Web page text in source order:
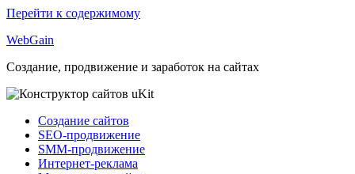
Перейти к содержимому
WebGain
Создание, продвижение и заработок на сайтах
Создание сайтов
SEO-продвижение
SMM-продвижение
Интернет-реклама